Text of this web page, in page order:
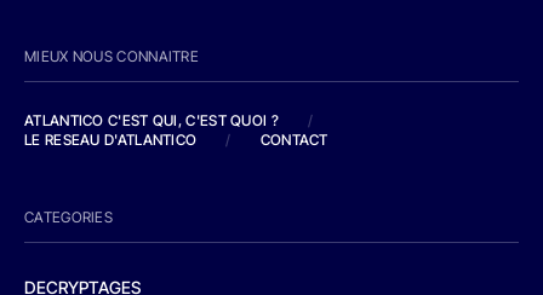
MIEUX NOUS CONNAITRE
ATLANTICO C'EST QUI, C'EST QUOI ?
/
LE RESEAU D'ATLANTICO
/ CONTACT
CATEGORIES
DECRYPTAGES